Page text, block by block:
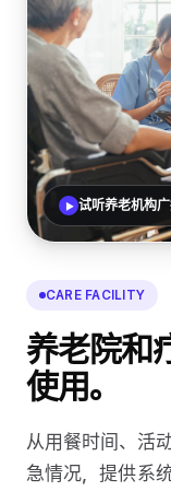
试听养老机构
CARE FACILITY
养老院和
使用。
从用餐时间、活
急情况，提供系